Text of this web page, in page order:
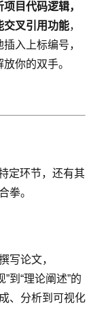
目代码逻辑，
交叉引用功能，
入上标编号，
你的双手。
定环节，还有其
拳。
写论文，
到“理论阐述”的
、分析到可视化